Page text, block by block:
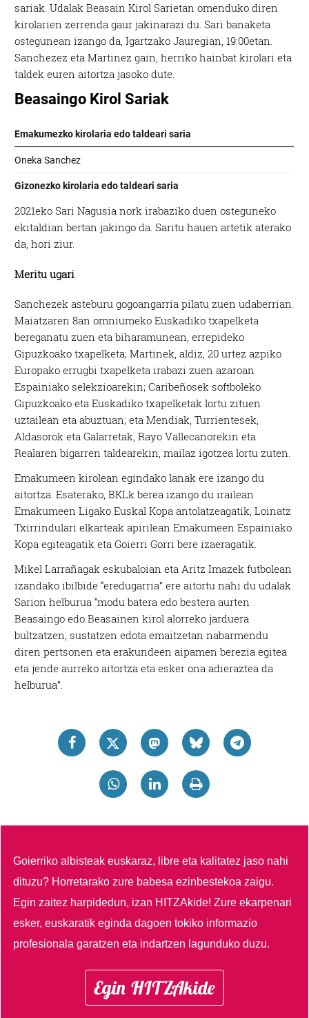
sariak. Udalak Beasain Kirol Sarietan omenduko diren
kirolarien zerrenda gaur jakinarazi du. Sari banaketa
ostegunean izango da, Igartzako Jauregian, 19:00etan.
Sanchezez eta Martinez gain, herriko hainbat kirolari eta
taldek euren aitortza jasoko dute.
2021eko Sari Nagusia nork irabaziko duen osteguneko
ekitaldian bertan jakingo da. Saritu hauen artetik aterako
da, hori ziur.
Meritu ugari
Sanchezek asteburu gogoangarria pilatu zuen udaberrian.
Maiatzaren 8an omniumeko Euskadiko txapelketa
bereganatu zuen eta biharamunean, errepideko
Gipuzkoako txapelketa; Martinek, aldiz, 20 urtez azpiko
Europako errugbi txapelketa irabazi zuen azaroan
Espainiako selekzioarekin; Caribeñosek softboleko
Gipuzkoako eta Euskadiko txapelketak lortu zituen
uztailean eta abuztuan; eta Mendiak, Turrientesek,
Aldasorok eta Galarretak, Rayo Vallecanorekin eta
Realaren bigarren taldearekin, mailaz igotzea lortu zuten.
Emakumeen kirolean egindako lanak ere izango du
aitortza. Esaterako, BKLk berea izango du irailean
Emakumeen Ligako Euskal Kopa antolatzeagatik, Loinatz
Txirrindulari elkarteak apirilean Emakumeen Espainiako
Kopa egiteagatik eta Goierri Gorri bere izaeragatik.
Mikel Larrañagak eskubaloian eta Aritz Imazek futbolean
izandako ibilbide “eredugarria” ere aitortu nahi du udalak.
Sarion helburua “modu batera edo bestera aurten
Beasaingo edo Beasainen kirol alorreko jarduera
bultzatzen, sustatzen edota emaitzetan nabarmendu
diren pertsonen eta erakundeen aipamen berezia egitea
eta jende aurreko aitortza eta esker ona adieraztea da
helburua”.
Goierriko albisteak euskaraz, libre eta kalitatez jaso nahi
dituzu? Horretarako zure babesa ezinbestekoa zaigu.
Egin zaitez harpidedun, izan HITZAkide!Zure ekarpenari
esker, euskaratik eginda dagoen tokiko informazio
profesionala garatzen eta indartzen lagunduko duzu.
Egin HITZAkide